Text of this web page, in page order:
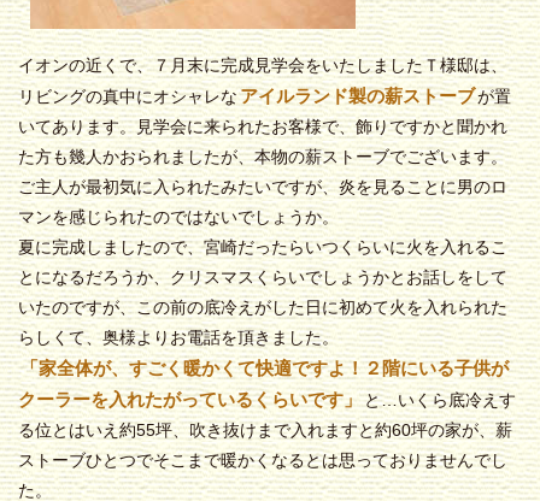
イオンの近くで、７月末に完成見学会をいたしましたＴ様邸は、
リビングの真中にオシャレなアイルランド製の薪ストーブが置
いてあります。見学会に来られたお客様で、飾りですかと聞かれ
た方も幾人かおられましたが、本物の薪ストーブでございます。
ご主人が最初気に入られたみたいですが、炎を見ることに男のロ
マンを感じられたのではないでしょうか。
夏に完成しましたので、宮崎だったらいつくらいに火を入れるこ
とになるだろうか、クリスマスくらいでしょうかとお話しをして
いたのですが、この前の底冷えがした日に初めて火を入れられた
らしくて、奥様よりお電話を頂きました。
「家全体が、すごく暖かくて快適ですよ！２階にいる子供が
クーラーを入れたがっているくらいです」と…いくら底冷えす
る位とはいえ約55坪、吹き抜けまで入れますと約60坪の家が、薪
ストーブひとつでそこまで暖かくなるとは思っておりませんでし
た。